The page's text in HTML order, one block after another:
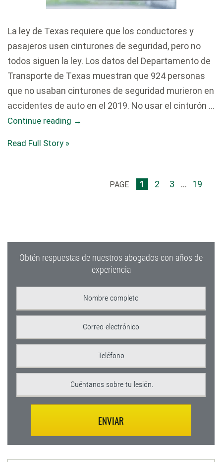
La ley de Texas requiere que los conductores y
pasajeros usen cinturones de seguridad, pero no
todos siguen la ley. Los datos del Departamento de
Transporte de Texas muestran que 924 personas
que no usaban cinturones de seguridad murieron en
accidentes de auto en el 2019. No usar el cinturón …
Continue reading →
Read Full Story »
PAGE 1 2 3 ... 19
Obtén respuestas de nuestros abogados con años de
experiencia
ENVIAR